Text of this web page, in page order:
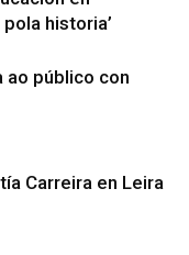
historia’
ao público con
Carreira en Leira